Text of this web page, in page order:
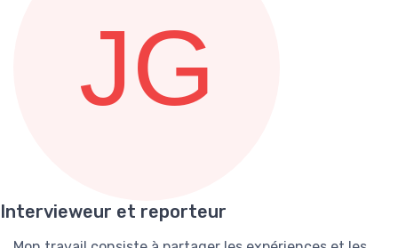
Intervieweur et reporteur